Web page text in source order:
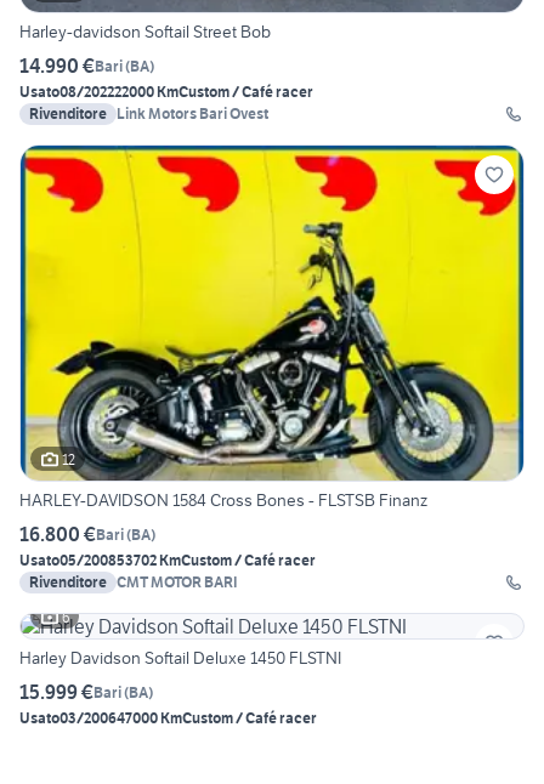
Harley-davidson Softail Street Bob
14.990 €Bari(BA)
Usato08/202222000 KmCustom / Café racer
Rivenditore Link Motors Bari Ovest
12
HARLEY-DAVIDSON 1584 Cross Bones - FLSTSB Finanz
16.800 €Bari(BA)
Usato05/200853702 KmCustom / Café racer
Rivenditore CMT MOTOR BARI
6
Harley Davidson Softail Deluxe 1450 FLSTNI
15.999 €Bari(BA)
Usato03/200647000 KmCustom / Café racer